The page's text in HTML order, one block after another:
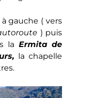
de “San
qui fut un
pour de
étant située
de la